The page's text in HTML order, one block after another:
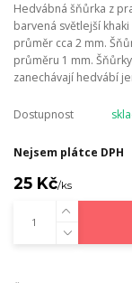
Hedvábná šňůrka z
barvená světlejší
průměr cca 2 mm.
průměru 1 mm.
zanechávají hedvábí
Dostupnost
Nejsem plátce DPH
25 Kč/ks